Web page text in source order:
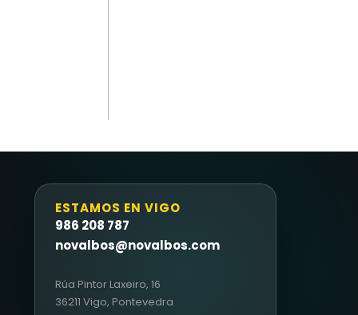
ESTAMOS EN VIGO
986 208 787
novalbos@novalbos.com
Rúa Pintor Laxeiro, 16
36211 Vigo, Pontevedra